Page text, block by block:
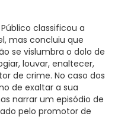
classificou a
mas concluiu que
se vislumbra o dolo de
louvar, enaltecer,
de crime. No caso dos
de exaltar a sua
narrar um episódio de
pelo promotor de